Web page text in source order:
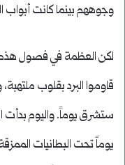
وجوههم بينما كانت أبواب
لكن العظمة في فصول هذه
قاوموا البرد بقلوب
ستشرق يوماً. واليوم بدأت
يوماً تحت البطانيات